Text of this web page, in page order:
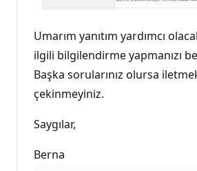
Umarım yanıtım yardımcı
ilgili bilgilendirme yapmanızı
Başka sorularınız olursa
çekinmeyiniz.
Saygılar,
Berna